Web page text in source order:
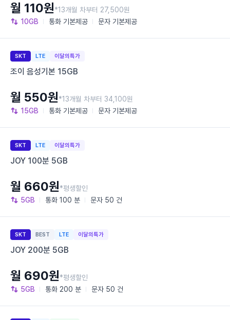
10GB 통화 기본제공 문자 기본제공
월 110원*13개월 차부터 27,500원
SKT LTE 이달의특가
조이 음성기본 15GB
15GB 통화 기본제공 문자 기본제공
월 550원*13개월 차부터 34,100원
SKT LTE 이달의특가
JOY 100분 5GB
5GB 통화 100 분 문자 50 건
월 660원*평생할인
SKT BEST LTE 이달의특가
JOY 200분 5GB
5GB 통화 200 분 문자 50 건
월 690원*평생할인